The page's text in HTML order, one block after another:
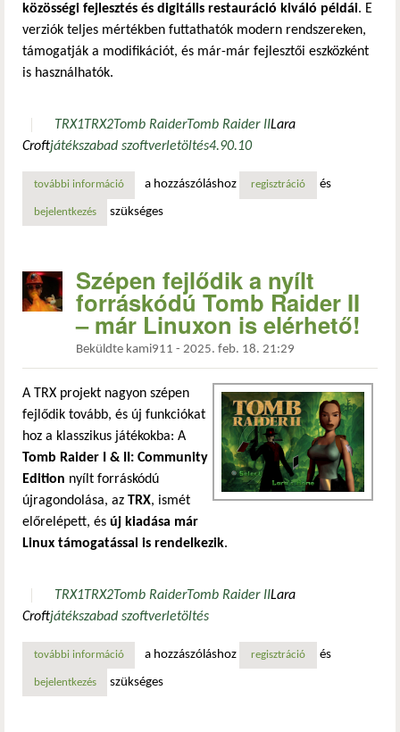
közösségi fejlesztés és digitális restauráció kiváló példái. E
verziók teljes mértékben futtathatók modern rendszereken,
támogatják a modifikációt, és már-már fejlesztői eszközként
is használhatók.
TRX1TRX2Tomb RaiderTomb Raider IILara
Croftjátékszabad szoftverletöltés4.90.10
további információklasszikus kalandok korszerű köntösben: a nyílt
a hozzászóláshoz regisztráció és
bejelentkezés szükséges
Szépen fejlődik a nyílt
forráskódú Tomb Raider II
– már Linuxon is elérhető!
Beküldte kami911 - 2025. feb. 18. 21:29
A TRX projekt nagyon szépen
fejlődik tovább, és új funkciókat
hoz a klasszikus játékokba: A
Tomb Raider I & II: Community
Edition nyílt forráskódú
újragondolása, az TRX, ismét
előrelépett, és új kiadása már
Linux támogatással is rendelkezik.
TRX1TRX2Tomb RaiderTomb Raider IILara
Croftjátékszabad szoftverletöltés
további információszépen fejlődik a nyílt forráskódú tomb raider ii – már
a hozzászóláshoz regisztráció és
bejelentkezés szükséges